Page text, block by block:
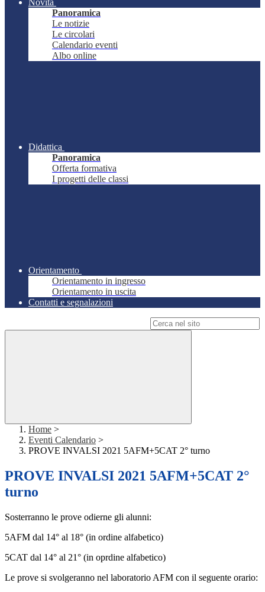
Novità
Panoramica
Le notizie
Le circolari
Calendario eventi
Albo online
Didattica
Panoramica
Offerta formativa
I progetti delle classi
Orientamento
Orientamento in ingresso
Orientamento in uscita
Contatti e segnalazioni
Home >
Eventi Calendario >
PROVE INVALSI 2021 5AFM+5CAT 2° turno
PROVE INVALSI 2021 5AFM+5CAT 2°
turno
Sosterranno le prove odierne gli alunni:
5AFM dal 14° al 18° (in ordine alfabetico)
5CAT dal 14° al 21° (in oprdine alfabetico)
Le prove si svolgeranno nel laboratorio AFM con il seguente orario: